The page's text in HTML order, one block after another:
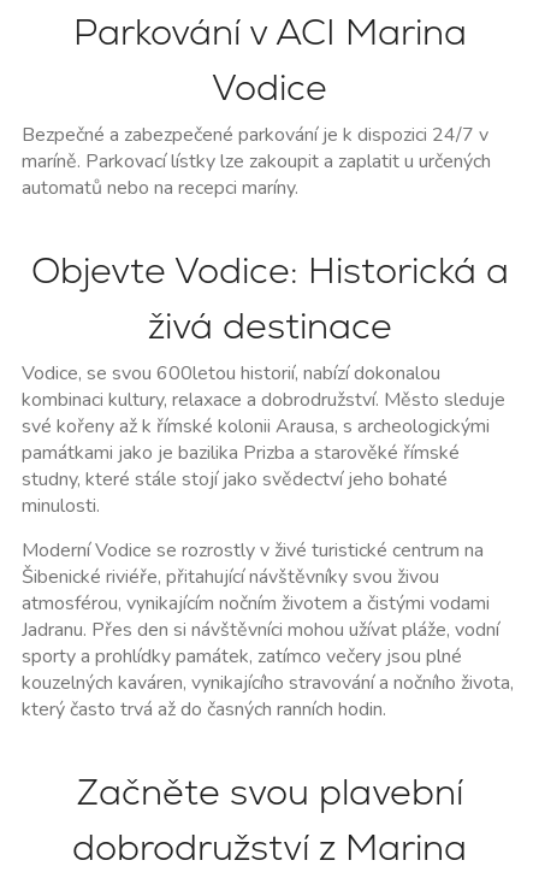
Parkování v ACI Marina
Vodice
Bezpečné a zabezpečené parkování je k dispozici 24/7 v
maríně. Parkovací lístky lze zakoupit a zaplatit u určených
automatů nebo na recepci maríny.
Objevte Vodice: Historická a
živá destinace
Vodice, se svou 600letou historií, nabízí dokonalou
kombinaci kultury, relaxace a dobrodružství. Město sleduje
své kořeny až k římské kolonii Arausa, s archeologickými
památkami jako je bazilika Prizba a starověké římské
studny, které stále stojí jako svědectví jeho bohaté
minulosti.
ModerníVodice se rozrostly v živé turistické centrum na
Šibenické riviéře, přitahující návštěvníky svou živou
atmosférou, vynikajícím nočním životem a čistými vodami
Jadranu. Přes den si návštěvníci mohou užívat pláže, vodní
sporty a prohlídky památek, zatímco večery jsou plné
kouzelných kaváren, vynikajícího stravování a nočního života,
který často trvá až do časných ranních hodin.
Začněte svou plavební
dobrodružství z Marina